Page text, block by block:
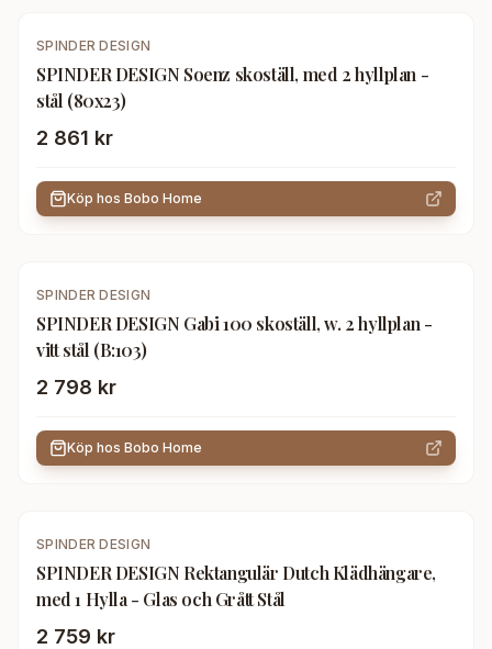
SPINDER DESIGN
SPINDER DESIGN Soenz skoställ, med 2 hyllplan -
stål (80x23)
2 861 kr
Köp hos Bobo Home
SPINDER DESIGN
SPINDER DESIGN Gabi 100 skoställ, w. 2 hyllplan -
vitt stål (B:103)
2 798 kr
Köp hos Bobo Home
SPINDER DESIGN
SPINDER DESIGN Rektangulär Dutch Klädhängare,
med 1 Hylla - Glas och Grått Stål
2 759 kr